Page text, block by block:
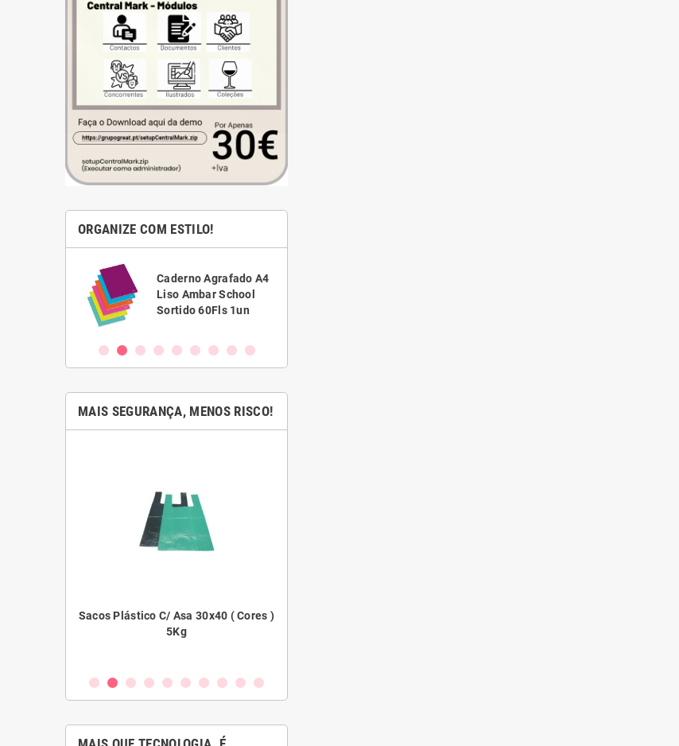
ORGANIZE COM ESTILO!
Caderno Agrafado A4
Liso Ambar School
Sortido 60Fls 1un
MAIS SEGURANÇA, MENOS RISCO!
Sacos Plástico C/ Asa 30x40 ( Cores )
5Kg